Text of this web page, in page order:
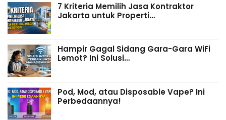
7 Kriteria Memilih Jasa Kontraktor
Jakarta untuk Properti…
Hampir Gagal Sidang Gara-Gara WiFi
Lemot? Ini Solusi…
Pod, Mod, atau Disposable Vape? Ini
Perbedaannya!